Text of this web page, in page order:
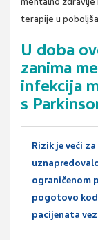
terapije u
U doba
zanima
infekcija
s
Rizik je veći
ograničenom
pogotovo
pacijenata